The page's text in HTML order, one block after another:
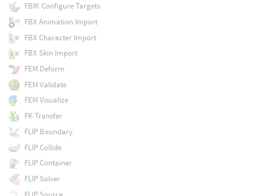
FBIK Configure Targets
FBX Animation Import
FBX Character Import
FBX Skin Import
FEM Deform
FEM Validate
FEM Visualize
FK Transfer
FLIP Boundary
FLIP Collide
FLIP Container
FLIP Solver